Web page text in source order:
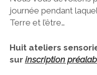
journée pendant
Terre et l’être…
Huit ateliers
sur inscription